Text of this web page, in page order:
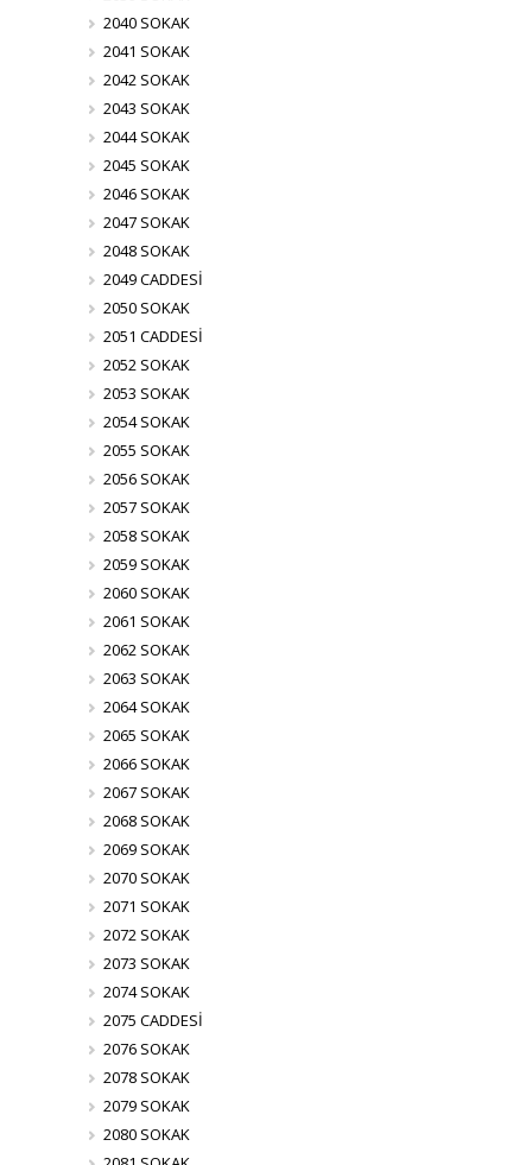
2040 SOKAK
2041 SOKAK
2042 SOKAK
2043 SOKAK
2044 SOKAK
2045 SOKAK
2046 SOKAK
2047 SOKAK
2048 SOKAK
2049 CADDESİ
2050 SOKAK
2051 CADDESİ
2052 SOKAK
2053 SOKAK
2054 SOKAK
2055 SOKAK
2056 SOKAK
2057 SOKAK
2058 SOKAK
2059 SOKAK
2060 SOKAK
2061 SOKAK
2062 SOKAK
2063 SOKAK
2064 SOKAK
2065 SOKAK
2066 SOKAK
2067 SOKAK
2068 SOKAK
2069 SOKAK
2070 SOKAK
2071 SOKAK
2072 SOKAK
2073 SOKAK
2074 SOKAK
2075 CADDESİ
2076 SOKAK
2078 SOKAK
2079 SOKAK
2080 SOKAK